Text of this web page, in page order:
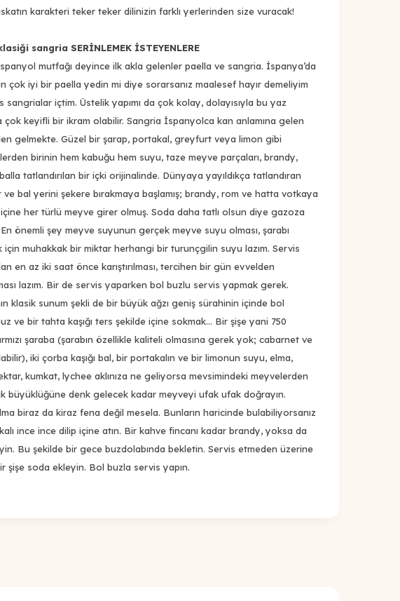
karakteri teker teker dilinizin farklı yerlerinden size vuracak!
sangria SERİNLEMEK İSTEYENLERE
İspanyol mutfağı deyince ilk akla gelenler paella ve sangria. İspanya’da
çok iyi bir paella yedin mi diye sorarsanız maalesef hayır demeliyim
sangrialar içtim. Üstelik yapımı da çok kolay, dolayısıyla bu yaz
çok keyifli bir ikram olabilir. Sangria İspanyolca kan anlamına gelen
gelmekte. Güzel bir şarap, portakal, greyfurt veya limon gibi
birinin hem kabuğu hem suyu, taze meyve parçaları, brandy,
tatlandırılan bir içki orijinalinde. Dünyaya yayıldıkça tatlandıran
ve bal yerini şekere bırakmaya başlamış; brandy, rom ve hatta votkaya
her türlü meyve girer olmuş. Soda daha tatlı olsun diye gazoza
önemli şey meyve suyunun gerçek meyve suyu olması, şarabı
için muhakkak bir miktar herhangi bir turunçgilin suyu lazım. Servis
en az iki saat önce karıştırılması, tercihen bir gün evvelden
lazım. Bir de servis yaparken bol buzlu servis yapmak gerek.
klasik sunum şekli de bir büyük ağzı geniş sürahinin içinde bol
ve bir tahta kaşığı ters şekilde içine sokmak... Bir şişe yani 750
şaraba (şarabın özellikle kaliteli olmasına gerek yok; cabarnet ve
iki çorba kaşığı bal, bir portakalın ve bir limonun suyu, elma,
kumkat, lychee aklınıza ne geliyorsa mevsimindeki meyvelerden
büyüklüğüne denk gelecek kadar meyveyi ufak ufak doğrayın.
biraz da kiraz fena değil mesela. Bunların haricinde bulabiliyorsanız
ince ince dilip içine atın. Bir kahve fincanı kadar brandy, yoksa da
Bu şekilde bir gece buzdolabında bekletin. Servis etmeden üzerine
şişe soda ekleyin. Bol buzla servis yapın.